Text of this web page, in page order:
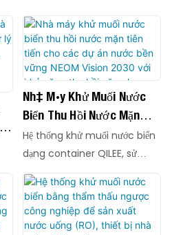
Nhà Máy Khử Muối Nước
Biển Thu Hồi Nước Mặn
Tiên Tiến Cho Các Dự Án
Nước Bền Vững NEOM
Vision 2030 Với Khả Năng
Thu Hồi Năng Lượng Cao.
Hệ thống khử muối nước biển
dạng container QILEE, sử
dụng công nghệ SWRO tiên
tiến với màng lọc AVANGARD
AG-SWRO-8040HR hiệu suất
cao, được tích hợp trong các